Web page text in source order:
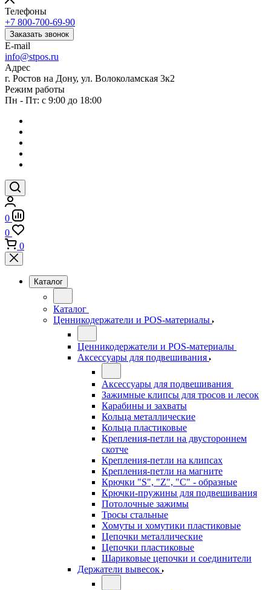
Телефоны
+7 800-700-69-90
Заказать звонок
E-mail
info@stpos.ru
Адрес
г. Ростов на Дону, ул. Волоколамская 3к2
Режим работы
Пн - Пт: с 9:00 до 18:00
0
0
0
Каталог
Каталог
Ценникодержатели и POS-материалы
Ценникодержатели и POS-материалы
Аксессуары для подвешивания
Аксессуары для подвешивания
Зажимные клипсы для тросов и лесок
Карабины и захваты
Кольца металлические
Кольца пластиковые
Крепления-петли на двустороннем
скотче
Крепления-петли на клипсах
Крепления-петли на магните
Крючки "S", "Z", "C" - образные
Крючки-пружины для подвешивания
Потолочные зажимы
Тросы стальные
Хомуты и хомутики пластиковые
Цепочки металлические
Цепочки пластиковые
Шариковые цепочки и соединители
Держатели вывесок